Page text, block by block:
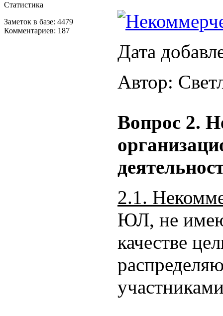
Статистика
Заметок в базе: 4479
Комментариев: 187
Дата
Автор:
Вопрос 2.
2.1.
ЮЛ, не
качестве